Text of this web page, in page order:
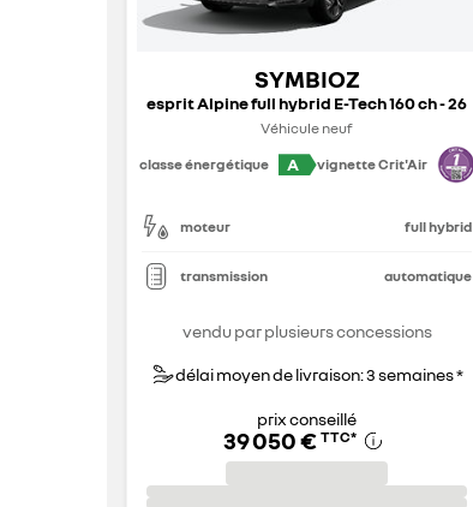
SYMBIOZ
esprit Alpine full hybrid E-Tech 160 ch - 26
Véhicule neuf
classe énergétique
A vignette Crit'Air
moteur full hybrid
transmission automatique
vendu par plusieurs concessions
délai moyen de livraison: 3 semaines *
prix conseillé
39 050 € TTC*